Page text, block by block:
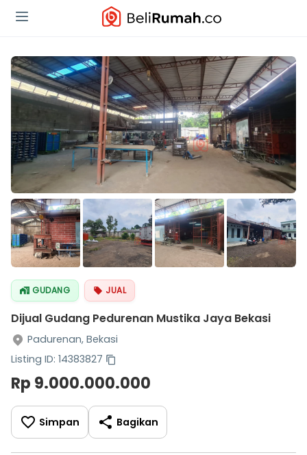
GUDANG JUAL
Dijual Gudang Pedurenan Mustika Jaya Bekasi
Padurenan, Bekasi
Listing ID: 14383827
Rp 9.000.000.000
Simpan Bagikan